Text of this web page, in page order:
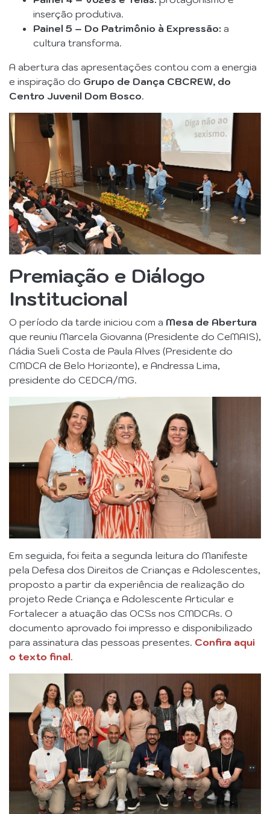
inserção produtiva.
Painel 5 – Do Patrimônio à Expressão: a
cultura transforma.
A abertura das apresentações contou com a energia
e inspiração do Grupo de Dança CBCREW, do
Centro Juvenil Dom Bosco.
Premiação e Diálogo
Institucional
O período da tarde iniciou com a Mesa de Abertura
que reuniu Marcela Giovanna (Presidente do CeMAIS),
Nádia Sueli Costa de Paula Alves (Presidente do
CMDCA de Belo Horizonte), e Andressa Lima,
presidente do CEDCA/MG.
Em seguida, foi feita a segunda leitura do Manifeste
pela Defesa dos Direitos de Crianças e Adolescentes,
proposto a partir da experiência de realização do
projeto Rede Criança e Adolescente Articular e
Fortalecer a atuação das OCSs nos CMDCAs. O
documento aprovado foi impresso e disponibilizado
para assinatura das pessoas presentes. Confira aqui
o texto final.